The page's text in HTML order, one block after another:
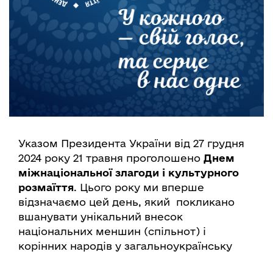
Указом Президента України від 27 грудня
2024 року 21 травня проголошено Днем
міжнаціональної злагоди і культурного
розмаїття. Цього року ми вперше
відзначаємо цей день, який покликано
вшанувати унікальний внесок
національних меншин (спільнот) і
корінних народів у загальноукраїнську